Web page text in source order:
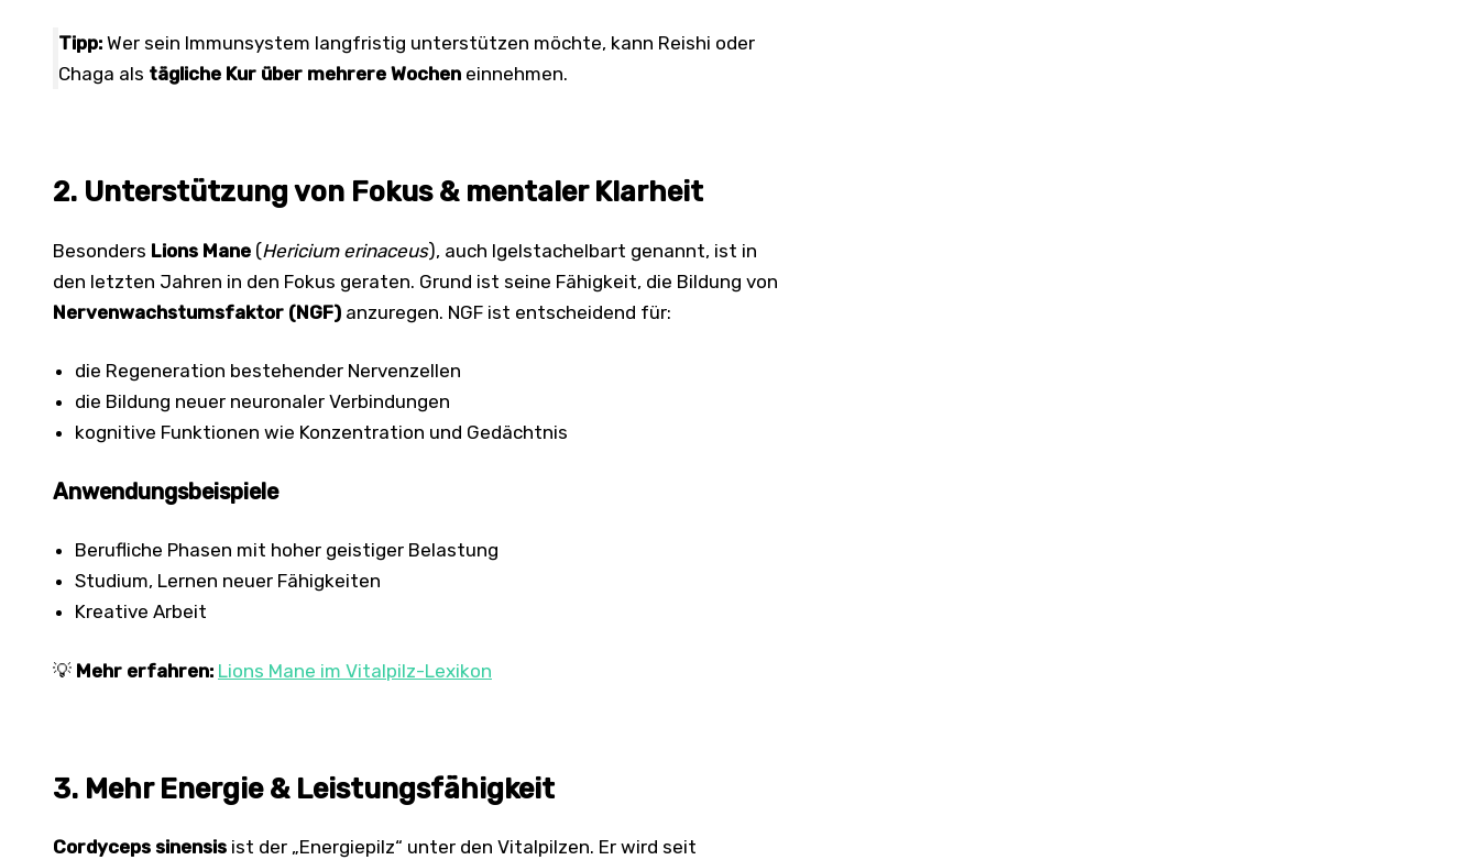
Tipp: Wer sein Immunsystem langfristig unterstützen möchte, kann Reishi oder
Chaga als tägliche Kur über mehrere Wochen einnehmen.
2. Unterstützung von Fokus & mentaler Klarheit
Besonders Lions Mane (Hericium erinaceus), auch Igelstachelbart genannt, ist in
den letzten Jahren in den Fokus geraten. Grund ist seine Fähigkeit, die Bildung von
Nervenwachstumsfaktor (NGF) anzuregen. NGF ist entscheidend für:
die Regeneration bestehender Nervenzellen
die Bildung neuer neuronaler Verbindungen
kognitive Funktionen wie Konzentration und Gedächtnis
Anwendungsbeispiele
Berufliche Phasen mit hoher geistiger Belastung
Studium, Lernen neuer Fähigkeiten
Kreative Arbeit
💡 Mehr erfahren: Lions Mane im Vitalpilz-Lexikon
3. Mehr Energie & Leistungsfähigkeit
Cordyceps sinensis ist der „Energiepilz“ unter den Vitalpilzen. Er wird seit